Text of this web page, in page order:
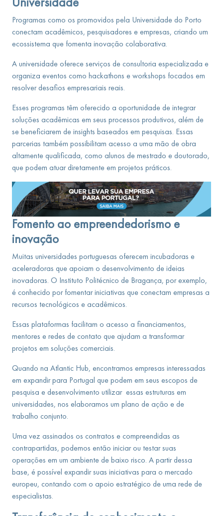
Programas como os promovidos pela Universidade do Porto
conectam acadêmicos, pesquisadores e empresas, criando um
ecossistema que fomenta inovação colaborativa.
A universidade oferece serviços de consultoria especializada e
organiza eventos como hackathons e workshops focados em
resolver desafios empresariais reais.
Esses programas têm oferecido a oportunidade de integrar
soluções acadêmicas em seus processos produtivos, além de
se beneficiarem de insights baseados em pesquisas. Essas
parcerias também possibilitam acesso a uma mão de obra
altamente qualificada, como alunos de mestrado e doutorado,
que podem atuar diretamente em projetos práticos.
Fomento ao empreendedorismo e
inovação
Muitas universidades portuguesas oferecem incubadoras e
aceleradoras que apoiam o desenvolvimento de ideias
inovadoras. O Instituto Politécnico de Bragança, por exemplo,
é conhecido por fomentar iniciativas que conectam empresas a
recursos tecnológicos e acadêmicos.
Essas plataformas facilitam o acesso a financiamentos,
mentores e redes de contato que ajudam a transformar
projetos em soluções comerciais.
Quando na Atlantic Hub, encontramos empresas interessadas
em expandir para Portugal que podem em seus escopos de
pesquisa e desenvolvimento utilizar essas estruturas em
universidades, nos elaboramos um plano de ação e de
trabalho conjunto.
Uma vez assinados os contratos e compreendidas as
contrapartidas, podemos então iniciar ou testar suas
operações em um ambiente de baixo risco. A partir dessa
base, é possível expandir suas iniciativas para o mercado
europeu, contando com o apoio estratégico de uma rede de
especialistas.